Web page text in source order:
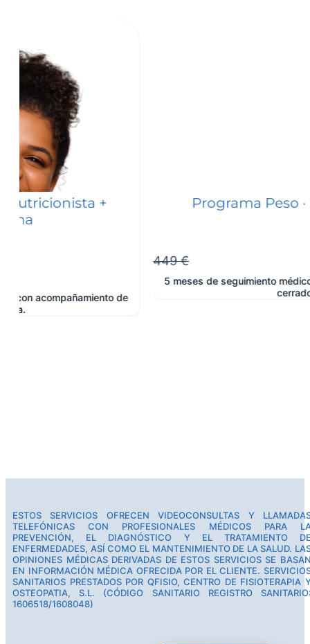
Programa Peso · Pack 5 meses
5 meses de seguimiento médico en un pago único. Precio
ESTOS SERVICIOS OFRECEN VIDEOCONSULTAS Y
TELEFÓNICAS CON PROFESIONALES MÉDICOS PARA
PREVENCIÓN, EL DIAGNÓSTICO Y EL TRATAMIENTO
ENFERMEDADES, ASÍ COMO EL MANTENIMIENTO DE LA SALUD.
OPINIONES MÉDICAS DERIVADAS DE ESTOS SERVICIOS SE
EN INFORMACIÓN MÉDICA OFRECIDA POR EL CLIENTE.
SANITARIOS PRESTADOS POR QFISIO, CENTRO DE FISIOTERAPIA
OSTEOPATIA, S.L. (CÓDIGO SANITARIO REGISTRO
1606518/1608048)